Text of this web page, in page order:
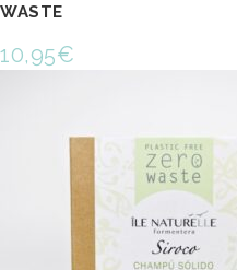
WASTE
10,95€